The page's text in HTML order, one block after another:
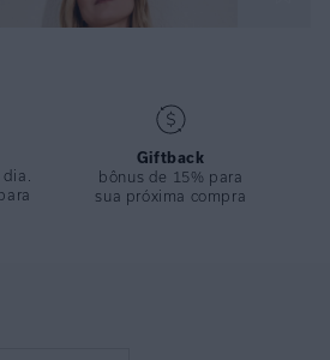
PRETO
Giftback
bônus de 15% para
sua próxima compra